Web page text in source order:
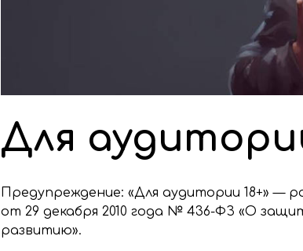
Для
Предупреждение: «Для аудитории 18+» —
от 29 декабря 2010 года № 436-ФЗ «О
развитию».